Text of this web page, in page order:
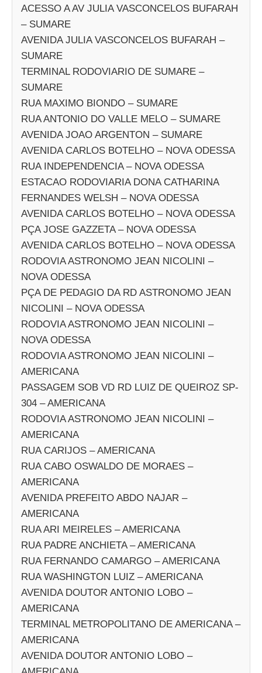
ACESSO A AV JULIA VASCONCELOS BUFARAH
– SUMARE
AVENIDA JULIA VASCONCELOS BUFARAH –
SUMARE
TERMINAL RODOVIARIO DE SUMARE –
SUMARE
RUA MAXIMO BIONDO – SUMARE
RUA ANTONIO DO VALLE MELO – SUMARE
AVENIDA JOAO ARGENTON – SUMARE
AVENIDA CARLOS BOTELHO – NOVA ODESSA
RUA INDEPENDENCIA – NOVA ODESSA
ESTACAO RODOVIARIA DONA CATHARINA
FERNANDES WELSH – NOVA ODESSA
AVENIDA CARLOS BOTELHO – NOVA ODESSA
PÇA JOSE GAZZETA – NOVA ODESSA
AVENIDA CARLOS BOTELHO – NOVA ODESSA
RODOVIA ASTRONOMO JEAN NICOLINI –
NOVA ODESSA
PÇA DE PEDAGIO DA RD ASTRONOMO JEAN
NICOLINI – NOVA ODESSA
RODOVIA ASTRONOMO JEAN NICOLINI –
NOVA ODESSA
RODOVIA ASTRONOMO JEAN NICOLINI –
AMERICANA
PASSAGEM SOB VD RD LUIZ DE QUEIROZ SP-
304 – AMERICANA
RODOVIA ASTRONOMO JEAN NICOLINI –
AMERICANA
RUA CARIJOS – AMERICANA
RUA CABO OSWALDO DE MORAES –
AMERICANA
AVENIDA PREFEITO ABDO NAJAR –
AMERICANA
RUA ARI MEIRELES – AMERICANA
RUA PADRE ANCHIETA – AMERICANA
RUA FERNANDO CAMARGO – AMERICANA
RUA WASHINGTON LUIZ – AMERICANA
AVENIDA DOUTOR ANTONIO LOBO –
AMERICANA
TERMINAL METROPOLITANO DE AMERICANA –
AMERICANA
AVENIDA DOUTOR ANTONIO LOBO –